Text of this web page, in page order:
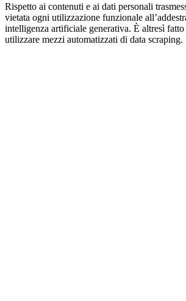
Rispetto ai contenuti e ai dati personali
vietata ogni utilizzazione funzionale
intelligenza artificiale generativa. È altresì
utilizzare mezzi automatizzati di data scraping.